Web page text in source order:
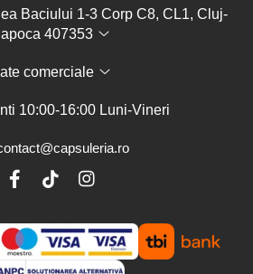
Baciului 1-3 Corp C8, CL1, Cluj-
407353
comerciale
10:00-16:00 Luni-Vineri